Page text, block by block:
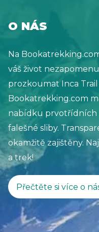
O NÁS
Na
váš život
prozkoumat Inca
Bookatrekking.com
nabídku prvotřídních
falešné sliby.
okamžitě zajištěny.
a trek!
Přečtěte si více o